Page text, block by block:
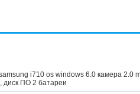
i710 os windows 6.0 камера 2.0
диск ПО 2 батареи